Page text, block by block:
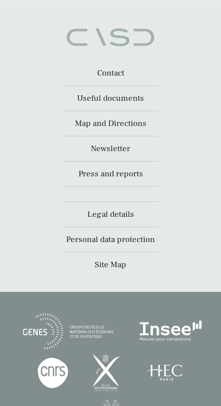
Contact
Useful documents
Map and Directions
Newsletter
Press and reports
Legal details
Personal data protection
Site Map